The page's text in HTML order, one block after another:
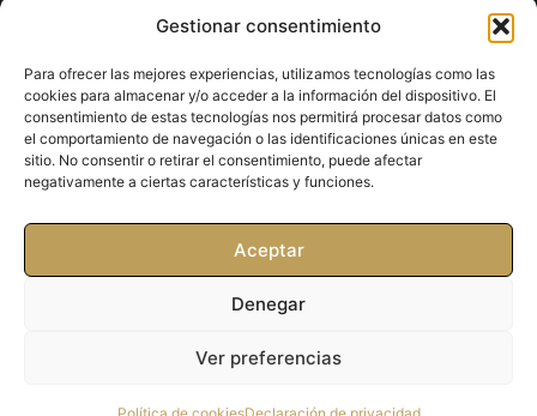
Gestionar consentimiento
Para ofrecer las mejores experiencias, utilizamos tecnologías como las
cookies para almacenar y/o acceder a la información del dispositivo. El
consentimiento de estas tecnologías nos permitirá procesar datos como
el comportamiento de navegación o las identificaciones únicas en este
sitio. No consentir o retirar el consentimiento, puede afectar
negativamente a ciertas características y funciones.
Aceptar
Denegar
Ver preferencias
Consultas Pedidos Web
+34 910 609 684
L-V: 9:00 / 19:00
Tienda Física
C/ San Ramón Nonato, 4 Esquina Pº Castellana, 234
contacto@time2padel.com
Copyright © 2026 Time2padel S.L Todos los derechos